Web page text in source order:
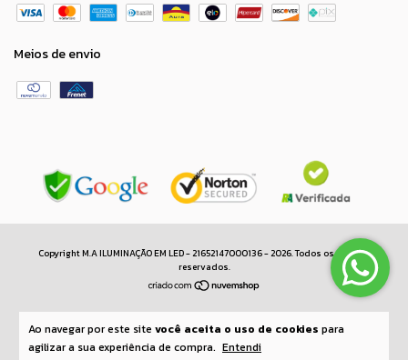
Ao navegar por este site você aceita o uso de cookies para
agilizar a sua experiência de compra. Entendi
Meios de envio
Copyright M.A ILUMINAÇÃO EM LED - 21652147000136 - 2026. Todos os direitos
reservados.